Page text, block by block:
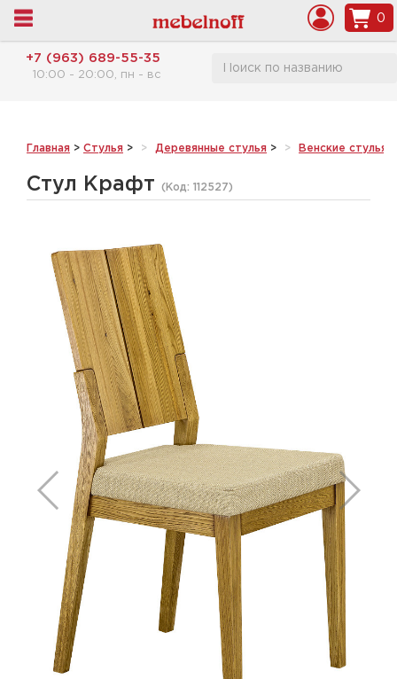
0
+7 (963) 689-55-35
10:00 - 20:00, пн - вс
Главная > Стулья > Деревянные стулья > Венские стулья
Стул Крафт (Код: 112527)